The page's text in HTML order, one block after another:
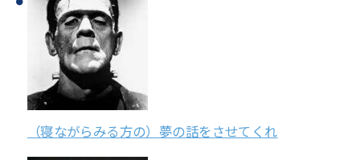
（寝ながらみる方の）夢の話をさせてくれ